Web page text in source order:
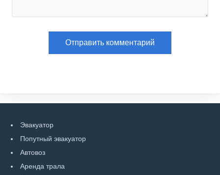
Эвакуатор
Попутный эвакуатор
Автовоз
Аренда трала